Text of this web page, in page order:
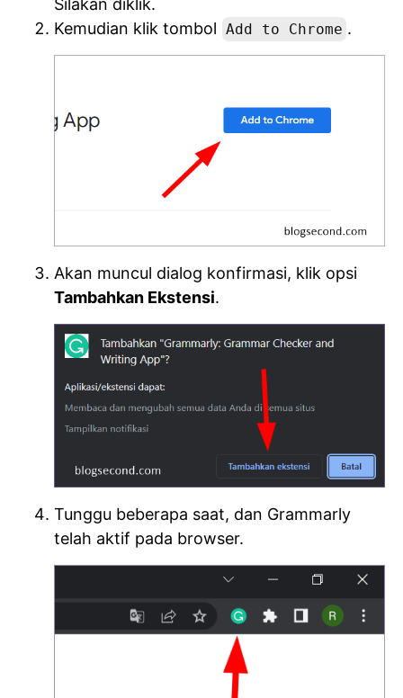
Silakan diklik.
Kemudian klik tombol Add to Chrome .
Akan muncul dialog konfirmasi, klik opsi
Tambahkan Ekstensi.
Tunggu beberapa saat, dan Grammarly
telah aktif pada browser.